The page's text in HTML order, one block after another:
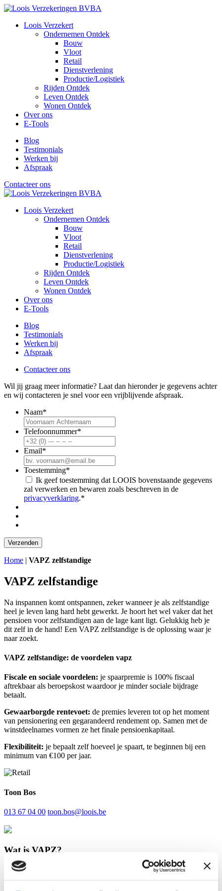
Loois Verzekert
Ondernemen Ontdek
Bouw
Vloot
Retail
Dienstverlening
Productie/Logistiek
Rijden Ontdek
Leven Ontdek
Wonen Ontdek
Over ons
E-Tools
Blog
Testimonials
Werken bij
Afspraak
Contacteer ons
Loois Verzekert
Ondernemen Ontdek
Bouw
Vloot
Retail
Dienstverlening
Productie/Logistiek
Rijden Ontdek
Leven Ontdek
Wonen Ontdek
Over ons
E-Tools
Blog
Testimonials
Werken bij
Afspraak
Contacteer ons
Wil jij graag meer informatie? Laat dan hieronder je gegevens achter
en wij contacteren je snel voor een vrijblijvende afspraak.
Naam*
Telefoonnummer*
Email*
Toestemming*
Ik geef toestemming dat LOOIS bovenstaande gegevens
zal verwerken en bewaren zoals beschreven in de
privacyverklaring.*
Home | VAPZ zelfstandige
VAPZ zelfstandige
Na inspannen komt ontspannen, zeker wanneer je als zelfstandige
heel je leven lang hard hebt gewerkt. Je hoort het wel vaker dat het
pensioen voor zelfstandigen aan de lage kant ligt. Gelukkig heb je
dit zelf in de hand! Een VAPZ zelfstandige is de oplossing waar je
naar zoekt.
VAPZ zelfstandige: de voordelen vapz
Fiscale en sociale voordelen: je spaarpremie is 100% fiscaal
aftrekbaar als beroepskost waardoor je minder sociale bijdrage
betaalt.
Gewaarborgde rentevoet: de premies leveren tot op het moment
van pensionering een gegarandeerd rendement op. Samen met de
winstdeelnames vormen ze het finale pensioenkapitaal.
Flexibiliteit: je bepaalt zelf hoeveel je spaart, te beginnen bij een
minimum van €100 per jaar.
Toon Bos
013 67 04 00 toon.bos@loois.be
Wat is VAPZ?
Met een vrij aanvullend pensioen voor zelfstandige (VAPZ) bouw je